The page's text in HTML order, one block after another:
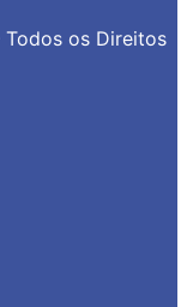
os Direitos